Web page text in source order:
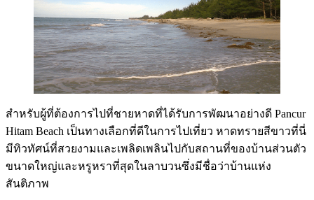
สำหรับผู้ที่ต้องการไปที่ชายหาดที่ได้รับการพัฒนาอย่างดี Pancur
Hitam Beach เป็นทางเลือกที่ดีในการไปเที่ยว หาดทรายสีขาวที่นี่
มีทิวทัศน์ที่สวยงามและเพลิดเพลินไปกับสถานที่ของบ้านส่วนตัว
ขนาดใหญ่และหรูหราที่สุดในลาบวนซึ่งมีชื่อว่าบ้านแห่ง
สันติภาพ